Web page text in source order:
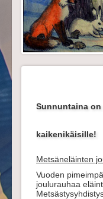
Sunnuntaina
kaikenikäisille!
Metsäneläinten
Vuoden
joulurauhaa